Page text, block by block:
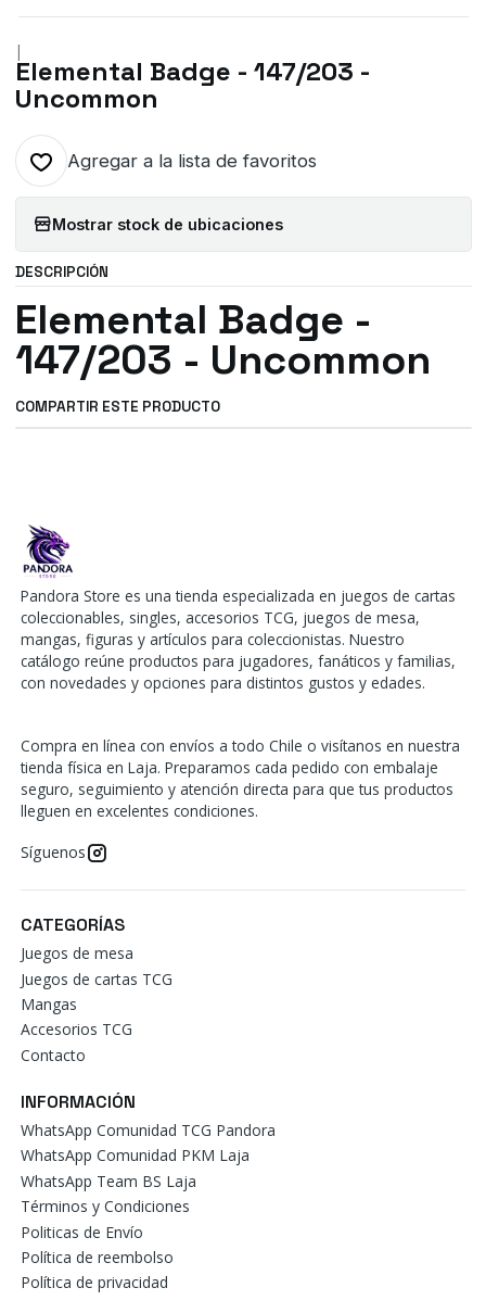
|
Elemental Badge - 147/203 -
Uncommon
Agregar a la lista de favoritos
Mostrar stock de ubicaciones
DESCRIPCIÓN
Elemental Badge -
147/203 - Uncommon
COMPARTIR ESTE PRODUCTO
Pandora Store es una tienda especializada en juegos de cartas
coleccionables, singles, accesorios TCG, juegos de mesa,
mangas, figuras y artículos para coleccionistas. Nuestro
catálogo reúne productos para jugadores, fanáticos y familias,
con novedades y opciones para distintos gustos y edades.
Compra en línea con envíos a todo Chile o visítanos en nuestra
tienda física en Laja. Preparamos cada pedido con embalaje
seguro, seguimiento y atención directa para que tus productos
lleguen en excelentes condiciones.
Síguenos
CATEGORÍAS
Juegos de mesa
Juegos de cartas TCG
Mangas
Accesorios TCG
Contacto
INFORMACIÓN
WhatsApp Comunidad TCG Pandora
WhatsApp Comunidad PKM Laja
WhatsApp Team BS Laja
Términos y Condiciones
Politicas de Envío
Política de reembolso
Política de privacidad